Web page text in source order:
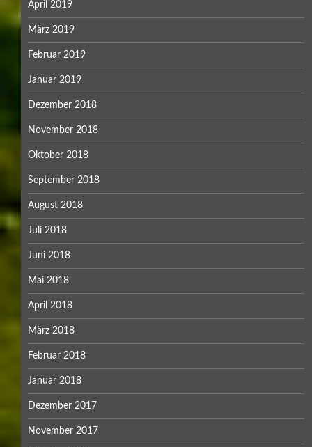
April 2019
März 2019
Februar 2019
Januar 2019
Dezember 2018
November 2018
Oktober 2018
September 2018
August 2018
Juli 2018
Juni 2018
Mai 2018
April 2018
März 2018
Februar 2018
Januar 2018
Dezember 2017
November 2017